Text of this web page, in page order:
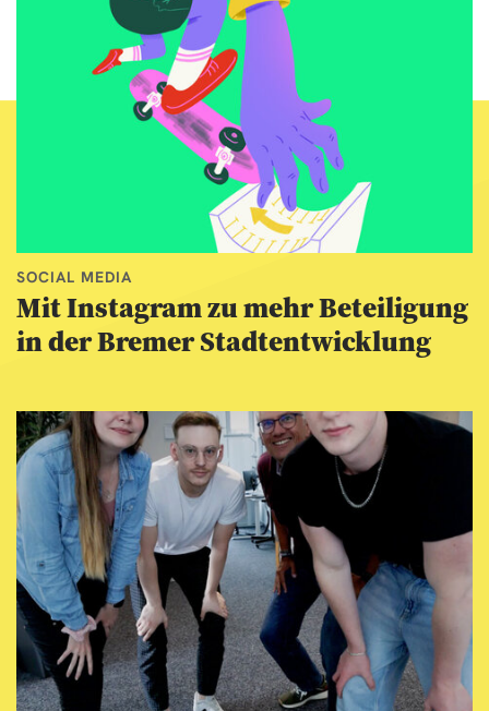
SOCIAL MEDIA
Mit Instagram zu mehr Beteiligung
in der Bremer Stadtentwicklung